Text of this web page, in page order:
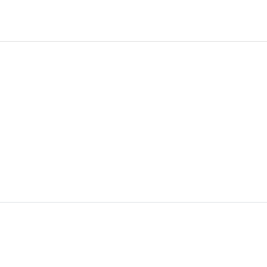
với các dòng son lì, son tint và sản phẩm trang điểm mang
lưỡng để mang đến trải nghiệm trang điểm dễ dàng, chất